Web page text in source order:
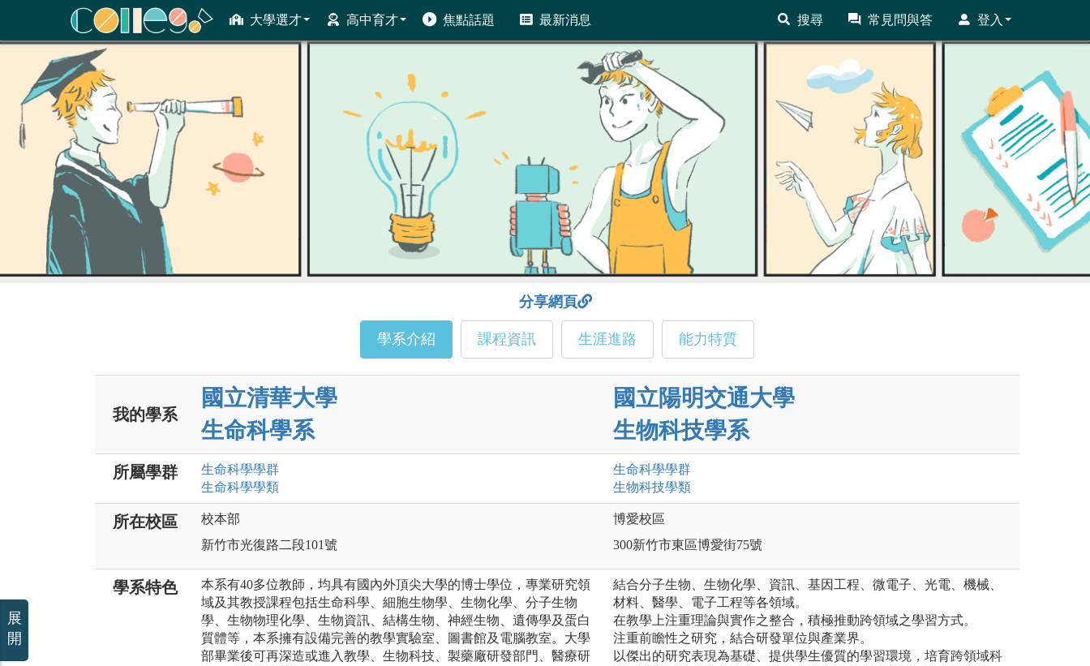
大學選才 高中育才 焦點話題 最新消息 搜尋 常見問與答 登入
ColleGo! 大學選才與高中育才輔助系統
分享網頁
學系介紹 課程資訊 生涯進路 能力特質
我的學系
國立清華大學
生命科學系
國立陽明交通大學
生物科技學系
所屬學群 生命科學學群
生命科學學類
生命科學學群
生物科技學類
所在校區
校本部
新竹市光復路二段101號
博愛校區
300新竹市東區博愛街75號
學系特色
本系有40多位教師，均具有國內外頂尖大學的博士學位，專業研究領
域及其教授課程包括生命科學、細胞生物學、生物化學、分子生物
學、生物物理化學、生物資訊、結構生物、神經生物、遺傳學及蛋白
質體等，本系擁有設備完善的教學實驗室、圖書館及電腦教室。大學
部畢業後可再深造或進入教學、生物科技、製藥廠研發部門、醫療研
結合分子生物、生物化學、資訊、基因工程、微電子、光電、機械、
材料、醫學、電子工程等各領域。
在教學上注重理論與實作之整合，積極推動跨領域之學習方式。
注重前瞻性之研究，結合研發單位與產業界。
以傑出的研究表現為基礎、提供學生優質的學習環境，培育跨領域科
展
開